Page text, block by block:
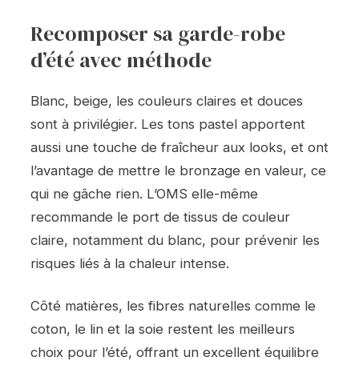
Recomposer sa garde-robe
d’été avec méthode
Blanc, beige, les couleurs claires et douces
sont à privilégier. Les tons pastel apportent
aussi une touche de fraîcheur aux looks, et ont
l’avantage de mettre le bronzage en valeur, ce
qui ne gâche rien. L’OMS elle-même
recommande le port de tissus de couleur
claire, notamment du blanc, pour prévenir les
risques liés à la chaleur intense.
Côté matières, les fibres naturelles comme le
coton, le lin et la soie restent les meilleurs
choix pour l’été, offrant un excellent équilibre